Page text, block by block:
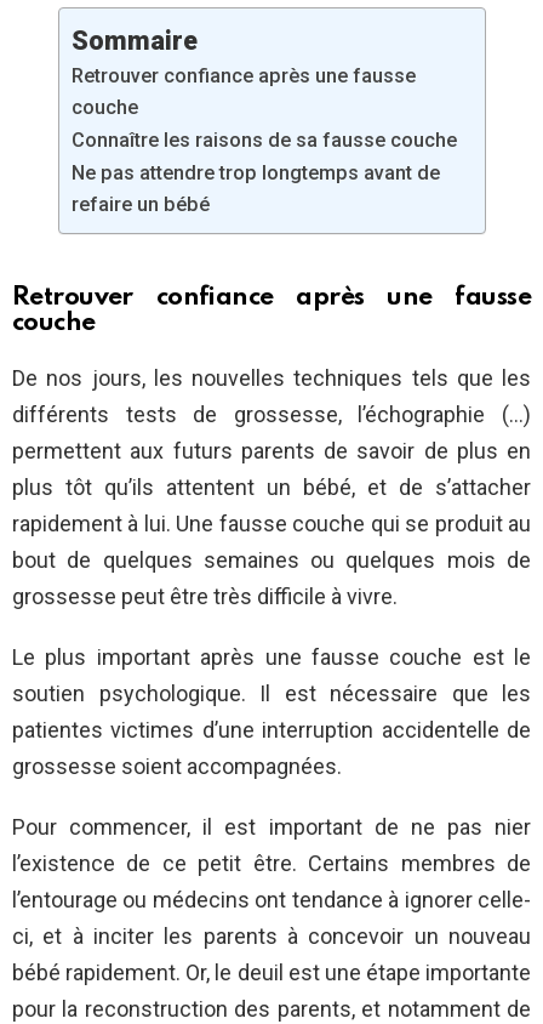
Sommaire
Retrouver confiance après une fausse
couche
Connaître les raisons de sa fausse couche
Ne pas attendre trop longtemps avant de
refaire un bébé
Retrouver confiance après une fausse
couche
De nos jours, les nouvelles techniques tels que les
différents tests de grossesse, l’échographie (…)
permettent aux futurs parents de savoir de plus en
plus tôt qu’ils attentent un bébé, et de s’attacher
rapidement à lui. Une fausse couche qui se produit au
bout de quelques semaines ou quelques mois de
grossesse peut être très difficile à vivre.
Le plus important après une fausse couche est le
soutien psychologique. Il est nécessaire que les
patientes victimes d’une interruption accidentelle de
grossesse soient accompagnées.
Pour commencer, il est important de ne pas nier
l’existence de ce petit être. Certains membres de
l’entourage ou médecins ont tendance à ignorer celle-
ci, et à inciter les parents à concevoir un nouveau
bébé rapidement. Or, le deuil est une étape importante
pour la reconstruction des parents, et notamment de